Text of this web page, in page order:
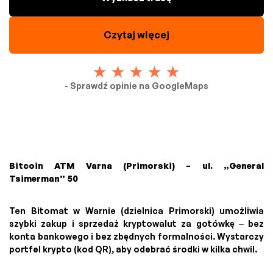
Czytaj więcej
- Sprawdź opinie na GoogleMaps
Bitcoin ATM Varna (Primorski) – ul. „General
Tsimerman” 50
Ten Bitomat w Warnie (dzielnica Primorski) umożliwia
szybki zakup i sprzedaż kryptowalut za gotówkę – bez
konta bankowego i bez zbędnych formalności. Wystarczy
portfel krypto (kod QR), aby odebrać środki w kilka chwil.